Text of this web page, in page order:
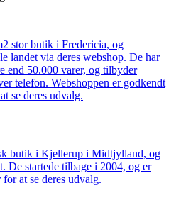
stor butik i Fredericia, og
landet via deres webshop. De har
end 50.000 varer, og tilbyder
telefon. Webshoppen er godkendt
se deres udvalg.
butik i Kjellerup i Midtjylland, og
De startede tilbage i 2004, og er
at se deres udvalg.